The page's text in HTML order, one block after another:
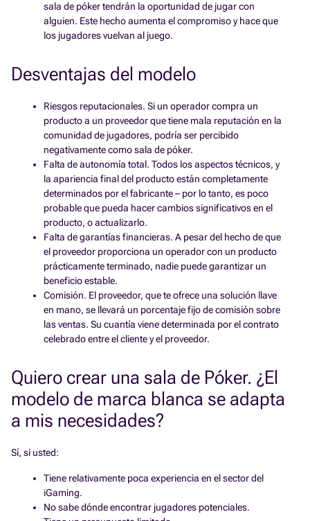
sala de póker tendrán la oportunidad de jugar con
alguien. Este hecho aumenta el compromiso y hace que
los jugadores vuelvan al juego.
Desventajas del modelo
Riesgos reputacionales. Si un operador compra un
producto a un proveedor que tiene mala reputación en la
comunidad de jugadores, podría ser percibido
negativamente como sala de póker.
Falta de autonomía total. Todos los aspectos técnicos, y
la apariencia final del producto están completamente
determinados por el fabricante – por lo tanto, es poco
probable que pueda hacer cambios significativos en el
producto, o actualizarlo.
Falta de garantías financieras. A pesar del hecho de que
el proveedor proporciona un operador con un producto
prácticamente terminado, nadie puede garantizar un
beneficio estable.
Comisión. El proveedor, que te ofrece una solución llave
en mano, se llevará un porcentaje fijo de comisión sobre
las ventas. Su cuantía viene determinada por el contrato
celebrado entre el cliente y el proveedor.
Quiero crear una sala de Póker. ¿El
modelo de marca blanca se adapta
a mis necesidades?
Sí, si usted:
Tiene relativamente poca experiencia en el sector del
iGaming.
No sabe dónde encontrar jugadores potenciales.